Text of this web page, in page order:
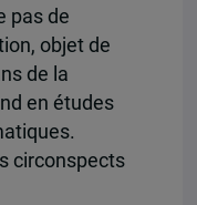
pas de
objet de
de la
en études
circonspects